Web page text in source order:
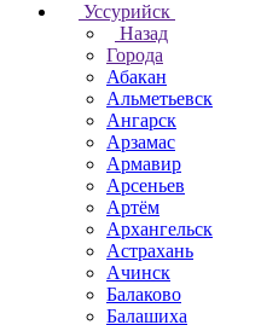
Уссурийск
Назад
Города
Абакан
Альметьевск
Ангарск
Арзамас
Армавир
Арсеньев
Артём
Архангельск
Астрахань
Ачинск
Балаково
Балашиха